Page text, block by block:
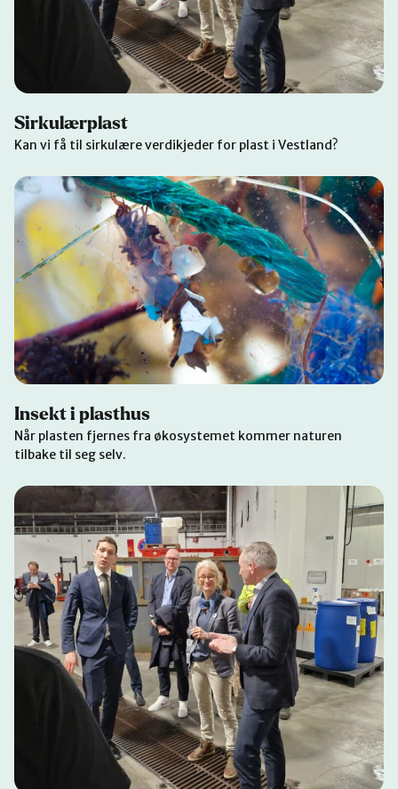
Sirkulærplast
Kan vi få til sirkulære verdikjeder for plast i Vestland?
Insekt i plasthus
Når plasten fjernes fra økosystemet kommer naturen
tilbake til seg selv.